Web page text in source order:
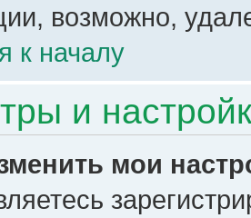
возможно,
к началу
и
мои